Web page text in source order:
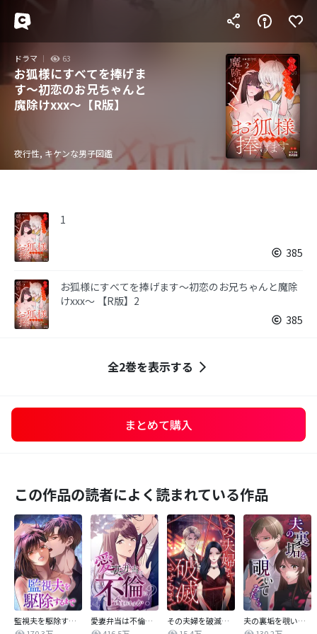
ドラマ 63
お狐様にすべてを捧げま
す～初恋のお兄ちゃんと
魔除けxxx～【R版】
夜行性, キケンな男子図鑑
1
385
お狐様にすべてを捧げます～初恋のお兄ちゃんと魔除
けxxx～ 【R版】2
385
全2巻を表示する
まとめて購入
この作品の読者によく読まれている作品
監視夫を駆除するまで
愛妻弁当は不倫に含まれますか？
その夫婦を破滅させるまで
夫の裏垢を覗いてみたら